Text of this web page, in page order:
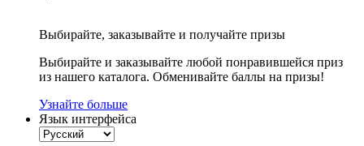
Выбирайте, заказывайте и получайте призы
Выбирайте и заказывайте любой понравившейся приз
из нашего каталога. Обменивайте баллы на призы!
Узнайте больше
Язык интерфейса